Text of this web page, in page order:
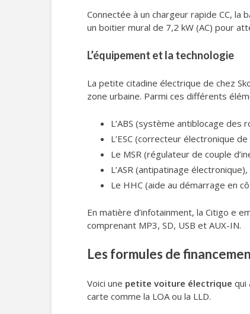
Connectée à un chargeur rapide CC, la
un boitier mural de 7,2 kW (AC) pour
L’équipement et la technologie
La petite citadine électrique de chez
zone urbaine. Parmi ces différents
L’ABS (système antiblocage des
L’ESC (correcteur électronique
Le MSR (régulateur de couple
L’ASR (antipatinage électronique),
Le HHC (aide au démarrage en
En matière d’infotainment, la Citigo e
comprenant MP3, SD, USB et AUX-IN.
Les formules de
Voici une petite voiture électrique qui
carte comme la LOA ou la LLD.